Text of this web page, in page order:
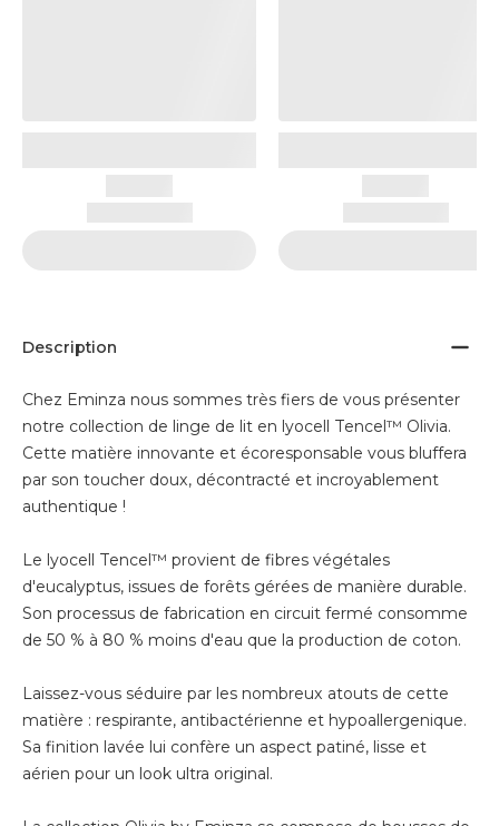
Description
Chez Eminza nous sommes très fiers de vous présenter
notre collection de linge de lit en lyocell Tencel™ Olivia.
Cette matière innovante et écoresponsable vous bluffera
par son toucher doux, décontracté et incroyablement
authentique !
Le lyocell Tencel™ provient de fibres végétales
d'eucalyptus, issues de forêts gérées de manière durable.
Son processus de fabrication en circuit fermé consomme
de 50 % à 80 % moins d'eau que la production de coton.
Laissez-vous séduire par les nombreux atouts de cette
matière : respirante, antibactérienne et hypoallergenique.
Sa finition lavée lui confère un aspect patiné, lisse et
aérien pour un look ultra original.